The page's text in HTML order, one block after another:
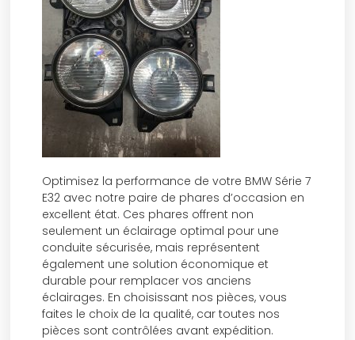
Optimisez la performance de votre BMW Série 7
E32 avec notre paire de phares d’occasion en
excellent état. Ces phares offrent non
seulement un éclairage optimal pour une
conduite sécurisée, mais représentent
également une solution économique et
durable pour remplacer vos anciens
éclairages. En choisissant nos pièces, vous
faites le choix de la qualité, car toutes nos
pièces sont contrôlées avant expédition.